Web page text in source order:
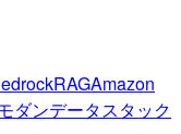
RAGAmazon
ダンデータスタック